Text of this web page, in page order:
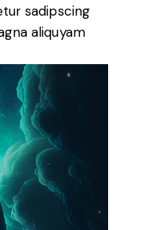
sadipscing
aliquyam